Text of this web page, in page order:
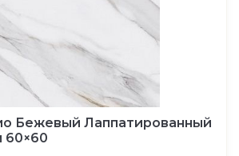
Бежевый Лаппатированный
60×60